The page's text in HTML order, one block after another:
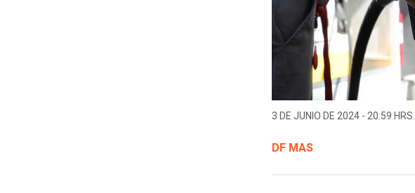
3 DE JUNIO DE 2024 - 20:59 HRS.
DF MAS